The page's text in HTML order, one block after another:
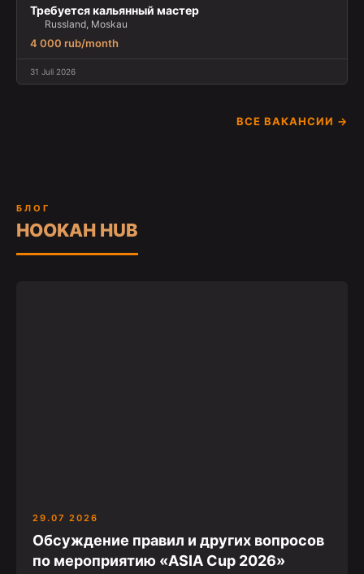
Требуется кальянный мастер
Russland, Moskau
4 000 rub/month
31 Juli 2026
ВСЕ ВАКАНСИИ →
БЛОГ
HOOKAH HUB
29.07 2026
Обсуждение правил и других вопросов
по мероприятию «ASIA Cup 2026»